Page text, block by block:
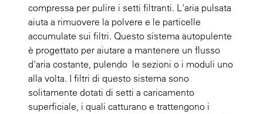
compressa per pulire i setti filtranti. L'aria pulsata
aiuta a rimuovere la polvere e le particelle
accumulate sui filtri. Questo sistema autopulente
è progettato per aiutare a mantenere un flusso
d'aria costante, pulendo le sezioni o i moduli uno
alla volta. I filtri di questo sistema sono
solitamente dotati di setti a caricamento
superficiale, i quali catturano e trattengono i